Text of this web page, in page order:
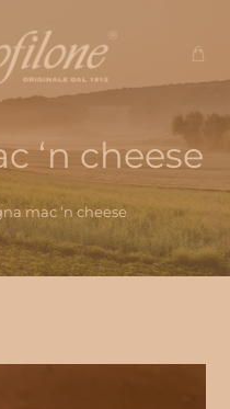
‘n cheese
mac ‘n cheese